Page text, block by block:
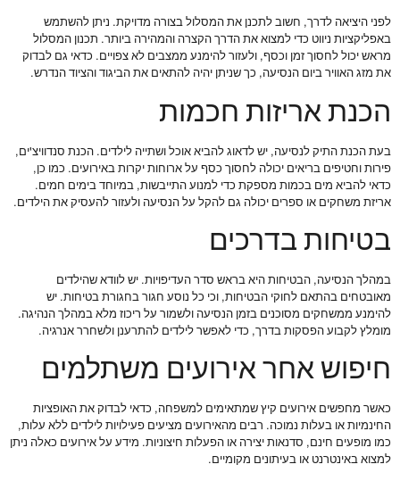
לפני היציאה לדרך, חשוב לתכנן את המסלול בצורה מדויקת. ניתן להשתמש
באפליקציות ניווט כדי למצוא את הדרך הקצרה והמהירה ביותר. תכנון המסלול
מראש יכול לחסוך זמן וכסף, ולעזור להימנע ממצבים לא צפויים. כדאי גם לבדוק
את מזג האוויר ביום הנסיעה, כך שניתן יהיה להתאים את הביגוד והציוד הנדרש.
הכנת אריזות חכמות
בעת הכנת התיק לנסיעה, יש לדאוג להביא אוכל ושתייה לילדים. הכנת סנדוויצ'ים,
פירות וחטיפים בריאים יכולה לחסוך כסף על ארוחות יקרות באירועים. כמו כן,
כדאי להביא מים בכמות מספקת כדי למנוע התייבשות, במיוחד בימים חמים.
אריזת משחקים או ספרים יכולה גם להקל על הנסיעה ולעזור להעסיק את הילדים.
בטיחות בדרכים
במהלך הנסיעה, הבטיחות היא בראש סדר העדיפויות. יש לוודא שהילדים
מאובטחים בהתאם לחוקי הבטיחות, וכי כל נוסע חגור בחגורת בטיחות. יש
להימנע ממשחקים מסוכנים בזמן הנסיעה ולשמור על ריכוז מלא במהלך הנהיגה.
מומלץ לקבוע הפסקות בדרך, כדי לאפשר לילדים להתרענן ולשחרר אנרגיה.
חיפוש אחר אירועים משתלמים
כאשר מחפשים אירועים קיץ שמתאימים למשפחה, כדאי לבדוק את האופציות
החינמיות או בעלות נמוכה. רבים מהאירועים מציעים פעילויות לילדים ללא עלות,
כמו מופעים חינם, סדנאות יצירה או הפעלות חיצוניות. מידע על אירועים כאלה ניתן
למצוא באינטרנט או בעיתונים מקומיים.